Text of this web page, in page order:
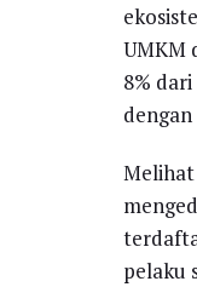
UMKM
8%
Melihat
pelaku